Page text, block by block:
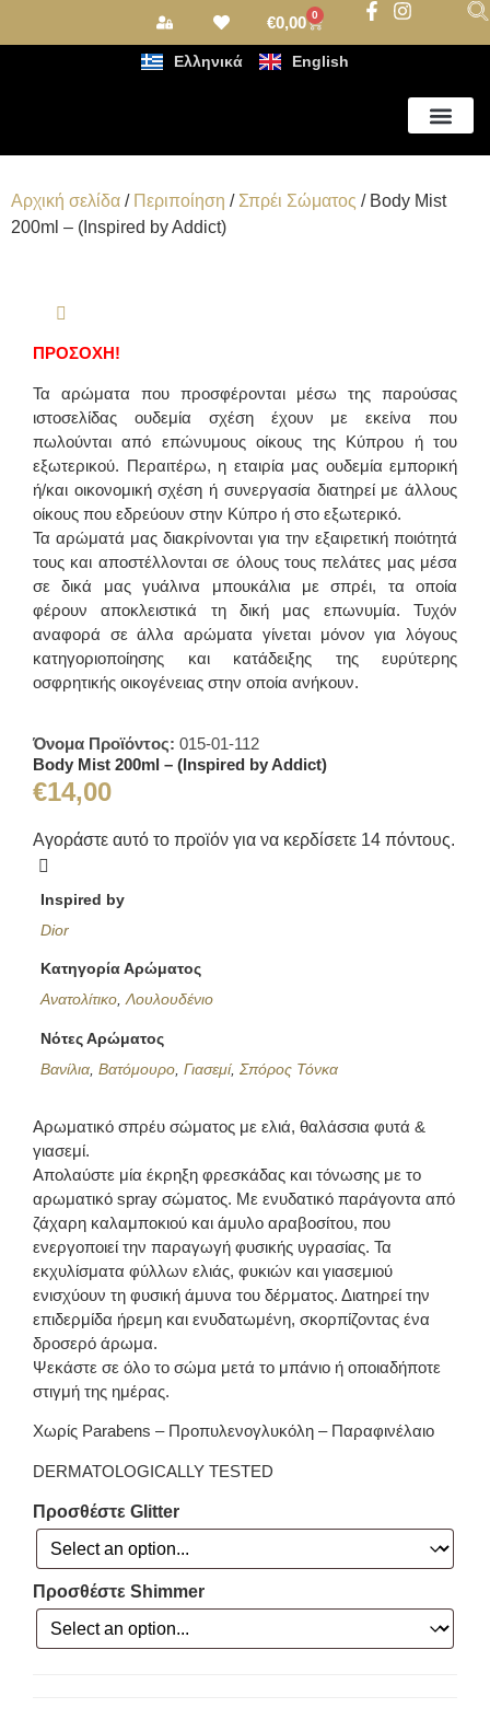
€0,00 0
Ελληνικά English
Αρχική σελίδα / Περιποίηση / Σπρέι Σώματος / Body Mist
200ml – (Inspired by Addict)
ΠΡΟΣΟΧΗ!
Τα αρώματα που προσφέρονται μέσω της παρούσας
ιστοσελίδας ουδεμία σχέση έχουν με εκείνα που
πωλούνται από επώνυμους οίκους της Κύπρου ή του
εξωτερικού. Περαιτέρω, η εταιρία μας ουδεμία εμπορική
ή/και οικονομική σχέση ή συνεργασία διατηρεί με άλλους
οίκους που εδρεύουν στην Κύπρο ή στο εξωτερικό.
Τα αρώματά μας διακρίνονται για την εξαιρετική ποιότητά
τους και αποστέλλονται σε όλους τους πελάτες μας μέσα
σε δικά μας γυάλινα μπουκάλια με σπρέι, τα οποία
φέρουν αποκλειστικά τη δική μας επωνυμία. Τυχόν
αναφορά σε άλλα αρώματα γίνεται μόνον για λόγους
κατηγοριοποίησης και κατάδειξης της ευρύτερης
οσφρητικής οικογένειας στην οποία ανήκουν.
Όνομα Προϊόντος: 015-01-112
Body Mist 200ml – (Inspired by Addict)
€14,00
Αγοράστε αυτό το προϊόν για να κερδίσετε 14 πόντους.
Inspired by
Dior
Κατηγορία Αρώματος
Ανατολίτικο,Λουλουδένιο
Νότες Αρώματος
Βανίλια ,Βατόμουρο ,Γιασεμί,Σπόρος Τόνκα
Αρωματικό σπρέυ σώματος με ελιά, θαλάσσια φυτά &
γιασεμί.
Απολαύστε μία έκρηξη φρεσκάδας και τόνωσης με το
αρωματικό spray σώματος. Με ενυδατικό παράγοντα από
ζάχαρη καλαμποκιού και άμυλο αραβοσίτου, που
ενεργοποιεί την παραγωγή φυσικής υγρασίας. Τα
εκχυλίσματα φύλλων ελιάς, φυκιών και γιασεμιού
ενισχύουν τη φυσική άμυνα του δέρματος. Διατηρεί την
επιδερμίδα ήρεμη και ενυδατωμένη, σκορπίζοντας ένα
δροσερό άρωμα.
Ψεκάστε σε όλο το σώμα μετά το μπάνιο ή οποιαδήποτε
στιγμή της ημέρας.
Χωρίς Parabens – Προπυλενογλυκόλη – Παραφινέλαιο
DERMATOLOGICALLY TESTED
Προσθέστε Glitter
Προσθέστε Shimmer